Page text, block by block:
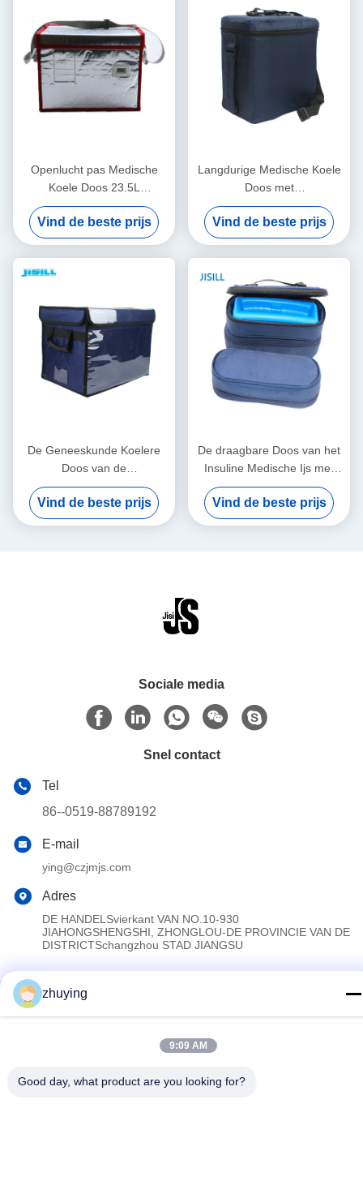
Openlucht pas Medische
Koele Doos 23.5L
Draagbaar voor
Rotomolded-Ijsdoos aan
Vind de beste prijs
Langdurige Medische Koele
Doos met
Vacuümisolatiemateriaal
voor Medische
Vaccinvervoer
Vind de beste prijs
De Geneeskunde Koelere
Doos van de
temperatuurcontrole voor
Medische Vervoer van het
Vaccinsbloed
Vind de beste prijs
De draagbare Doos van het
Insuline Medische Ijs met
Klantgerichte Temperaturen
Gemakkelijk schoon te
maken
Vind de beste prijs
Sociale media
Snel contact
Tel
86--0519-88789192
E-mail
ying@czjmjs.com
Adres
DE HANDELSvierkant VAN NO.10-930
JIAHONGSHENGSHI, ZHONGLOU-DE PROVINCIE VAN DE
DISTRICTSchangzhou STAD JIANGSU
Copyright © 2017-2026 Changzhou jisi cold chain technology
zhuying
9:09 AM
Good day, what product are you looking for?